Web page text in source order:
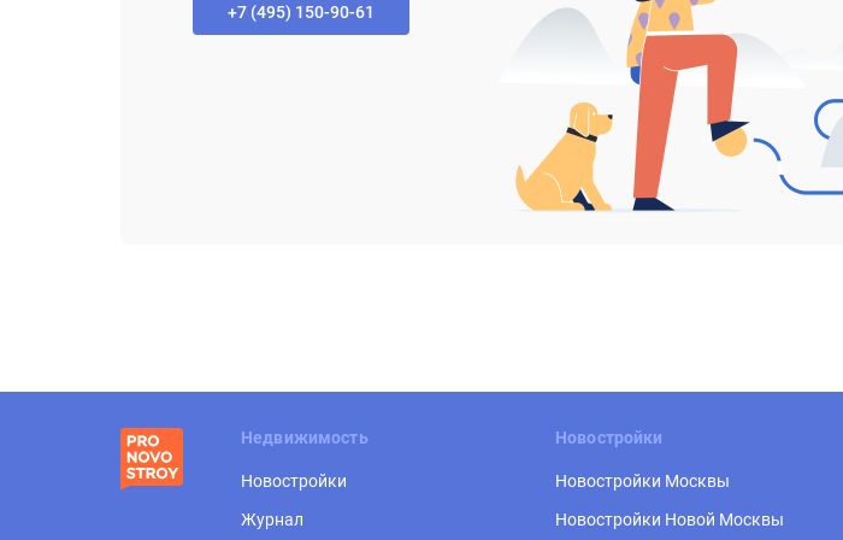
+7 (495) 150-90-61‬
Недвижимость
Новостройки
Журнал
Новостройки
Новостройки Москвы
Новостройки Новой Москвы